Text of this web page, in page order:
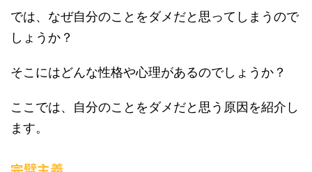
では、なぜ自分のことをダメだと思ってしまうので
しょうか？
そこにはどんな性格や心理があるのでしょうか？
ここでは、自分のことをダメだと思う原因を紹介し
ます。